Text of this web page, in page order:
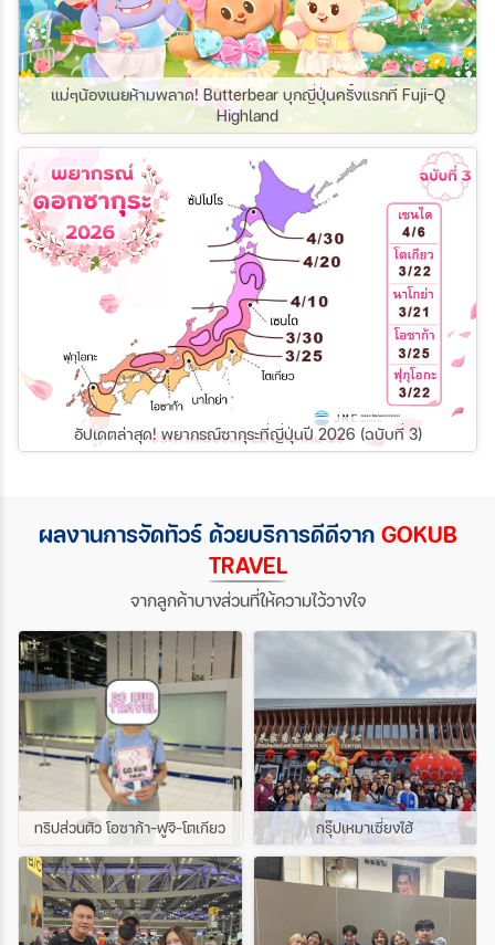
แม่ๆน้องเนยห้ามพลาด! Butterbear บุกญี่ปุ่นครั้งแรกที่ Fuji-Q
Highland
อัปเดตล่าสุด! พยากรณ์ซากุระที่ญี่ปุ่นปี 2026 (ฉบับที่ 3)
ผลงานการจัดทัวร์ ด้วยบริการดีดีจากGOKUB
TRAVEL
จากลูกค้าบางส่วนที่ให้ความไว้วางใจ
ทริปส่วนตัว โอซาก้า-ฟูจิ-โตเกียว กรุ๊ปเหมาเซี่ยงไฮ้